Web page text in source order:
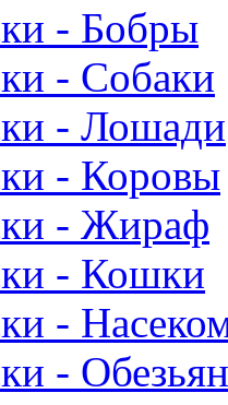
- Бобры
- Собаки
- Лошади
- Коровы
- Жираф
- Кошки
-
-